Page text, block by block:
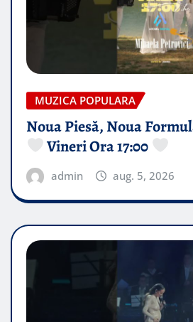
MUZICA POPULARA
Noua Piesă, Noua
Vineri Ora 17:00
admin aug. 5, 2026